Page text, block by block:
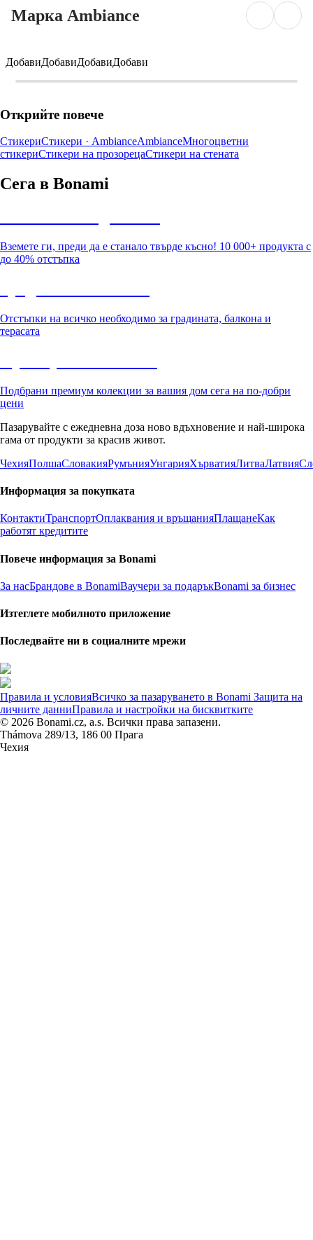
Марка Ambiance
ДобавиДобавиДобавиДобави
Открийте повече
СтикериСтикери · AmbianceAmbianceМногоцветни
стикериСтикери на прозорецаСтикери на стената
Сега в Bonami
Вземете ги, преди да е станало твърде късно! 10 000+ продукта с
до 40% отстъпка
Отстъпки на всичко необходимо за градината, балкона и
терасата
Подбрани премиум колекции за вашия дом сега на по-добри
цени
Пазарувайте с ежедневна доза ново вдъхновение и най-широка
гама от продукти за красив живот.
ЧехияПолшаСловакияРумънияУнгарияХърватияЛитваЛатвия
Информация за покупката
КонтактиТранспортОплаквания и връщанияПлащанеКак
работят кредитите
Повече информация за Bonami
За насБрандове в BonamiВаучери за подаръкBonami за бизнес
Изтеглете мобилното приложение
Последвайте ни в социалните мрежи
Правила и условияВсичко за пазаруването в Bonami Защита на
личните данниПравила и настройки на бисквитките
© 2026 Bonami.cz, a.s. Всички права запазени.
Thámova 289/13, 186 00 Прага
Чехия